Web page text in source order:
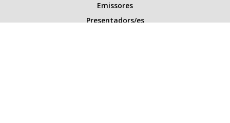
Emissores
Presentadors/es